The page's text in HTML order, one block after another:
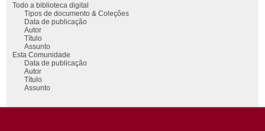
Todo a biblioteca digital
Tipos de documento & Coleções
Data de publicação
Autor
Título
Assunto
Esta Comunidade
Data de publicação
Autor
Título
Assunto